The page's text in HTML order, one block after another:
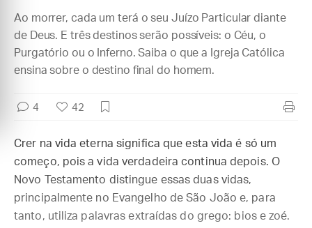
Ao morrer, cada um terá o seu Juízo Particular diante
de Deus. E três destinos serão possíveis: o Céu, o
Purgatório ou o Inferno. Saiba o que a Igreja Católica
ensina sobre o destino final do homem.
4 42
Crer na vida eterna significa que esta vida é só um
começo, pois a vida verdadeira continua depois. O
Novo Testamento distingue essas duas vidas,
principalmente no Evangelho de São João e, para
tanto, utiliza palavras extraídas do grego: bios e zoé.